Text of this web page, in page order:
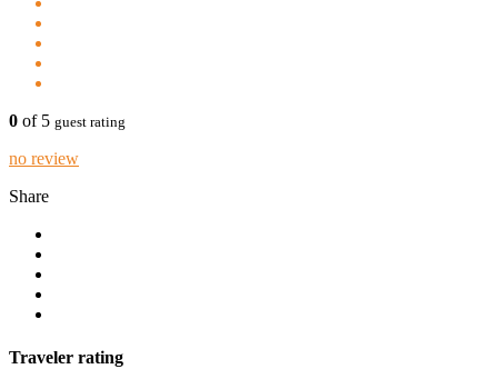
0 of 5 guest rating
no review
Share
Traveler rating